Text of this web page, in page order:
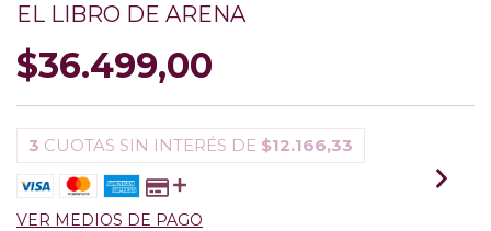
EL LIBRO DE ARENA
$36.499,00
3 CUOTAS SIN INTERÉS DE $12.166,33
VER MEDIOS DE PAGO